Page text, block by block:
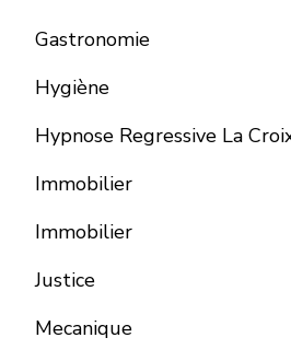
Gastronomie
Hygiène
Hypnose Regressive La
Immobilier
Immobilier
Justice
Mecanique